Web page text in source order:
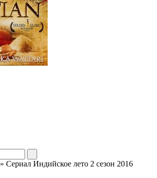
» Сериал Индийское лето 2 сезон 2016